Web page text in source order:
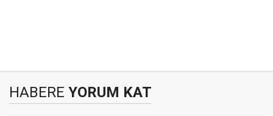
HABERE YORUM KAT